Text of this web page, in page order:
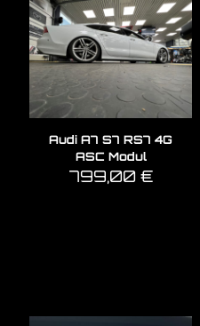
Audi A7 S7 RS7 4G
ASC Modul
799,00 €